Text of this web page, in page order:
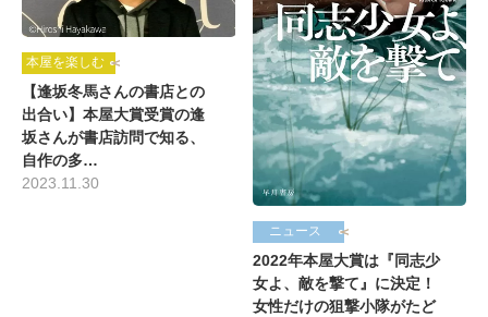
本屋を楽しむ
【逢坂冬馬さんの書店との
出合い】本屋大賞受賞の逢
坂さんが書店訪問で知る、
自作の多…
2023.11.30
ニュース
2022年本屋大賞は『同志少
女よ、敵を撃て』に決定！
女性だけの狙撃小隊がたど